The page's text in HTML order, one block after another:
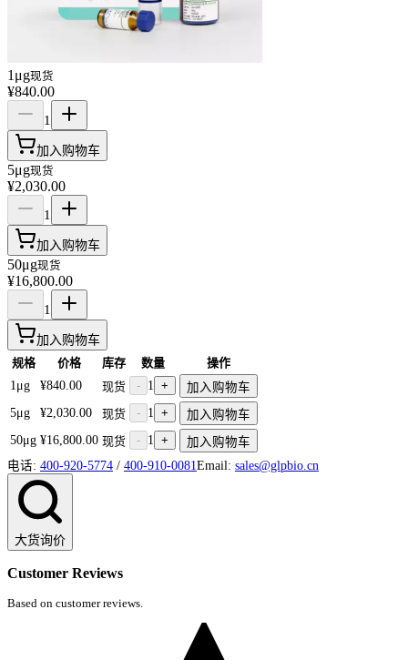
1μg现货
¥840.00
1
加入购物车
5μg现货
¥2,030.00
1
加入购物车
50μg现货
¥16,800.00
1
加入购物车
规格 价格 库存 数量
操作
1μg
¥840.00 现货 - 1 +
加入购物车
5μg
¥2,030.00 现货 - 1 +
加入购物车
50μg ¥16,800.00 现货 - 1 +
加入购物车
电话: 400-920-5774 / 400-910-0081 Email: sales@glpbio.cn
大货询价
Customer Reviews
Based on customer reviews.